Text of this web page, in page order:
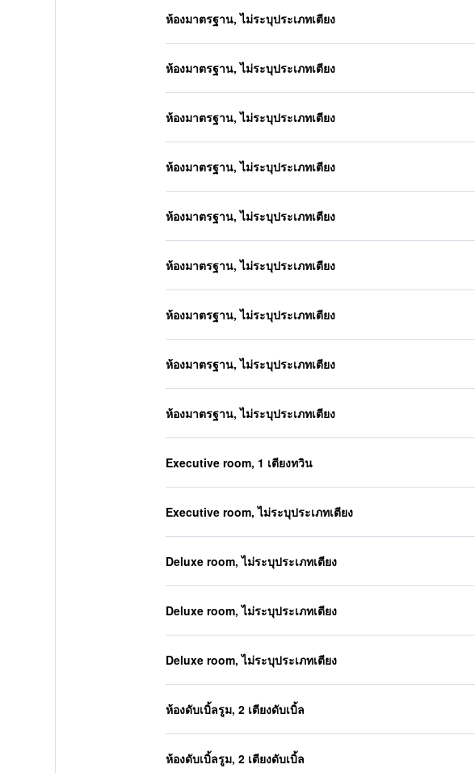
ห้องมาตรฐาน, ไม่ระบุประเภทเตียง
ห้องมาตรฐาน, ไม่ระบุประเภทเตียง
ห้องมาตรฐาน, ไม่ระบุประเภทเตียง
ห้องมาตรฐาน, ไม่ระบุประเภทเตียง
ห้องมาตรฐาน, ไม่ระบุประเภทเตียง
ห้องมาตรฐาน, ไม่ระบุประเภทเตียง
ห้องมาตรฐาน, ไม่ระบุประเภทเตียง
ห้องมาตรฐาน, ไม่ระบุประเภทเตียง
ห้องมาตรฐาน, ไม่ระบุประเภทเตียง
Executive room, 1 เตียงทวิน
Executive room, ไม่ระบุประเภทเตียง
Deluxe room, ไม่ระบุประเภทเตียง
Deluxe room, ไม่ระบุประเภทเตียง
Deluxe room, ไม่ระบุประเภทเตียง
ห้องดับเบิ้ลรูม, 2 เตียงดับเบิ้ล
ห้องดับเบิ้ลรูม, 2 เตียงดับเบิ้ล